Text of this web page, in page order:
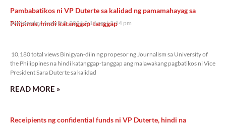
Pambabatikos ni VP Duterte sa kalidad ng pamamahayag sa
Pilipinas, hindi katanggap-tanggap
Wednesday, August 5, 2026 2:14 pm 2:14 pm
10,180 total views Binigyan-diin ng propesor ng Journalism sa University of
the Philippines na hindi katanggap-tanggap ang malawakang pagbatikos ni Vice
President Sara Duterte sa kalidad
READ MORE »
Receipients ng confidential funds ni VP Duterte, hindi na